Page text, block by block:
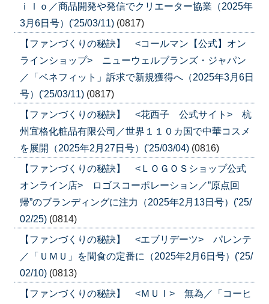
ｉｌｏ／商品開発や発信でクリエーター協業（2025年
3月6日号）('25/03/11) (0817)
【ファンづくりの秘訣】 <コールマン【公式】オン
ラインショップ> ニューウェルブランズ・ジャパン
／「ベネフィット」訴求で新規獲得へ（2025年3月6日
号）('25/03/11) (0817)
【ファンづくりの秘訣】 <花西子 公式サイト> 杭
州宜格化粧品有限公司／世界１１０カ国で中華コスメ
を展開（2025年2月27日号）('25/03/04) (0816)
【ファンづくりの秘訣】 <ＬＯＧＯＳショップ公式
オンライン店> ロゴスコーポレーション／”原点回
帰”のブランディングに注力（2025年2月13日号）('25/
02/25) (0814)
【ファンづくりの秘訣】 <エブリデーツ> パレンテ
／「ＵＭＵ」を間食の定番に（2025年2月6日号）('25/
02/10) (0813)
【ファンづくりの秘訣】 <ＭＵＩ> 無為／「コーヒ